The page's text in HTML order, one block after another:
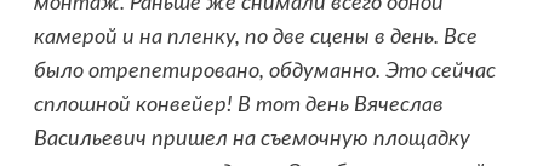
камерой и на пленку, по две сцены в день. Все
было отрепетировано, обдуманно. Это сейчас
сплошной конвейер! В тот день Вячеслав
Васильевич пришел на съемочную площадку